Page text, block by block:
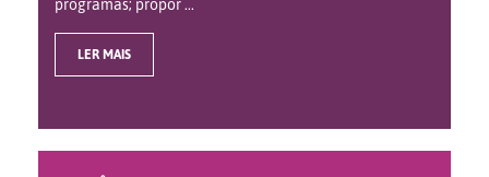
programas; propor ...
LER MAIS